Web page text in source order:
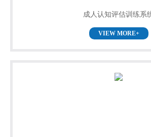
成人认知评估训练系
VIEW MORE+